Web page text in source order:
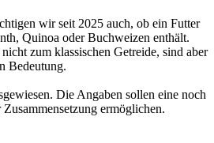
wir seit 2025 auch, ob ein Futter
Quinoa oder Buchweizen enthält.
zum klassischen Getreide, sind aber
Bedeutung.
Die Angaben sollen eine noch
ermöglichen.